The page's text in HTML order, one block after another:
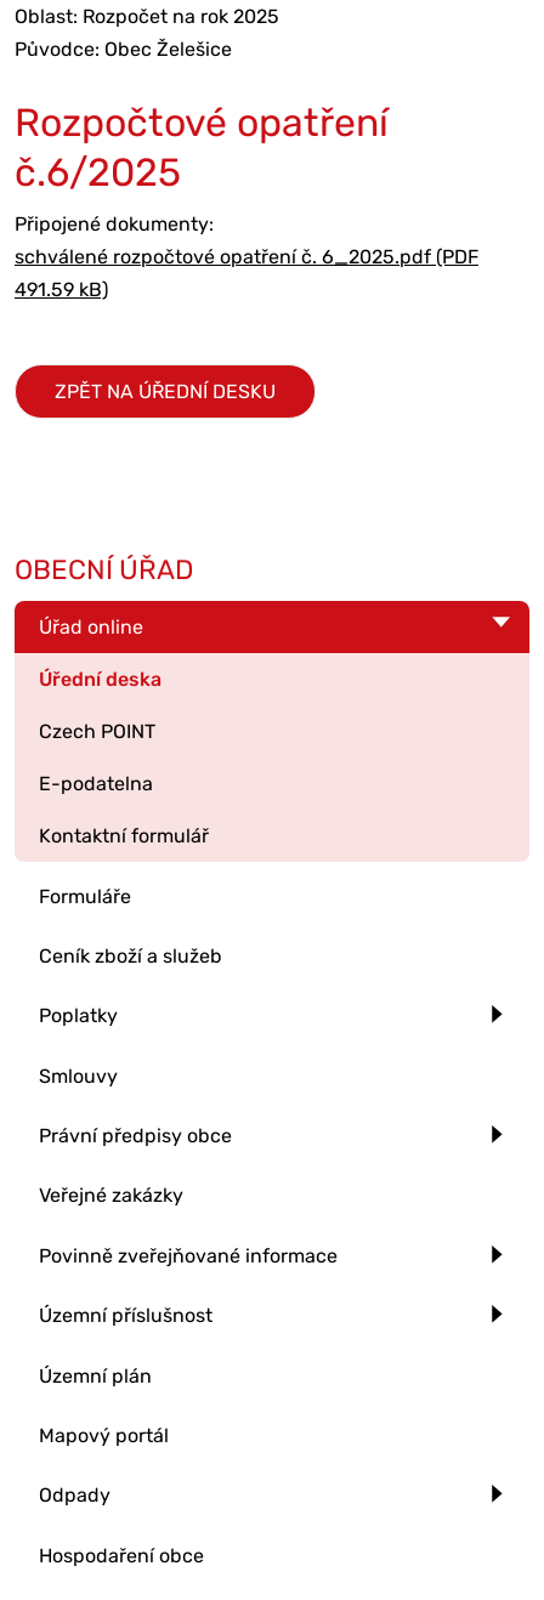
Oblast: Rozpočet na rok 2025
Původce: Obec Želešice
Rozpočtové opatření
č.6/2025
Připojené dokumenty:
schválené rozpočtové opatření č. 6_2025.pdf (PDF
491.59 kB)
ZPĚT NA ÚŘEDNÍ DESKU
OBECNÍ ÚŘAD
Úřad online
Úřední deska
Czech POINT
E-podatelna
Kontaktní formulář
Formuláře
Ceník zboží a služeb
Poplatky
Smlouvy
Právní předpisy obce
Veřejné zakázky
Povinně zveřejňované informace
Územní příslušnost
Územní plán
Mapový portál
Odpady
Hospodaření obce